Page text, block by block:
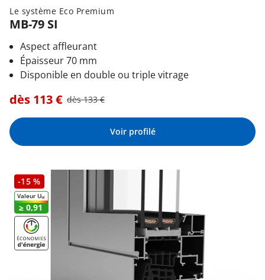
Le système Eco Premium
MB-79 SI
Aspect affleurant
Épaisseur 70 mm
Disponible en double ou triple vitrage
dès 113€ dès133€
Voir profilé
-15 %
Valeur UW
≥ 0,91